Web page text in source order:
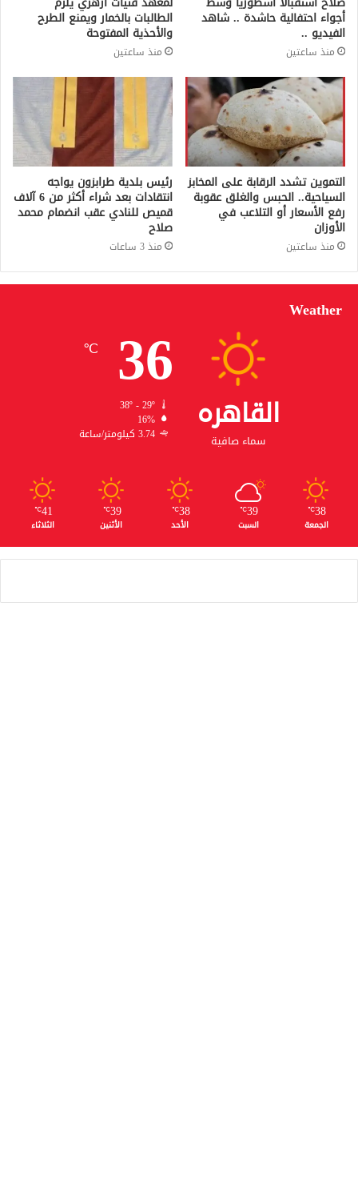
أجواء احتفالية حاشدة .. شاهد
الفيديو ..
منذ ساعتين
الطالبات بالخمار ويمنع الطرح
والأحذية المفتوحة
منذ ساعتين
التموين تشدد الرقابة على المخابز
السياحية.. الحبس والغلق عقوبة
رفع الأسعار أو التلاعب في
الأوزان
منذ ساعتين
رئيس بلدية طرابزون يواجه
انتقادات بعد شراء أكثر من 6 آلاف
قميص للنادي عقب انضمام محمد
صلاح
منذ 3 ساعات
Weather
القاهره
سماء صافية
36
℃
38º - 29º
16%
3.74 كيلومتر/ساعة
38
℃
الجمعة
39
℃
السبت
38
℃
الأحد
39
℃
الأثنين
41
℃
الثلاثاء